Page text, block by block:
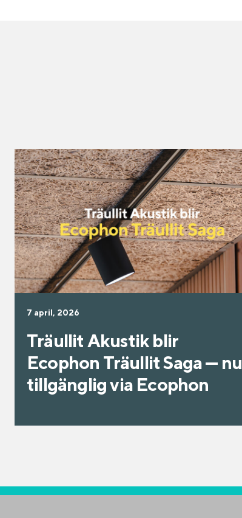
7 april, 2026
Träullit Akustik blir
Ecophon Träullit Saga — nu
tillgänglig via Ecophon